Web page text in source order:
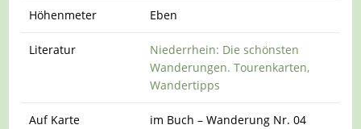
Höhenmeter Eben
Literatur
Niederrhein: Die schönsten
Wanderungen. Tourenkarten,
Wandertipps
Auf Karte im Buch – Wanderung Nr. 04